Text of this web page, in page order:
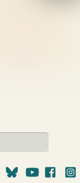
MastodonBlueskyYoutube